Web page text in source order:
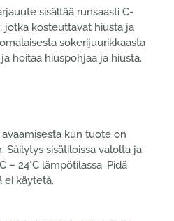
sisältää runsaasti C-
jotka kosteuttavat hiusta ja
sokerijuurikkaasta
hoitaa hiuspohjaa ja hiusta.
kun tuote on
sisätiloissa valolta ja
– 24°C lämpötilassa. Pidä
ei käytetä.